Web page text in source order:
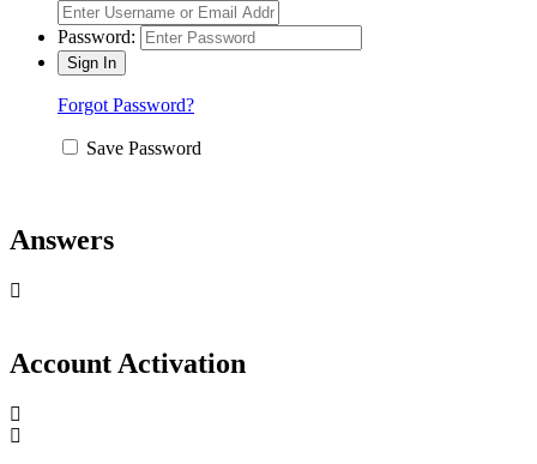
Password:
Forgot Password?
Save Password
Answers
Account Activation